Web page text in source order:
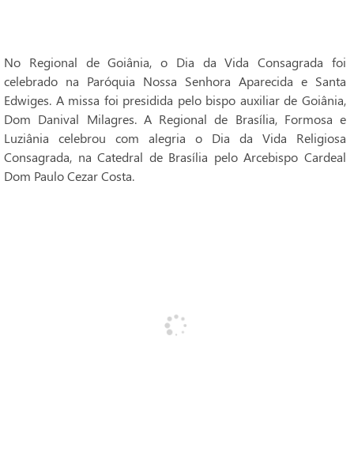
No Regional de Goiânia, o Dia da Vida Consagrada foi
celebrado na Paróquia Nossa Senhora Aparecida e Santa
Edwiges. A missa foi presidida pelo bispo auxiliar de Goiânia,
Dom Danival Milagres. A Regional de Brasília, Formosa e
Luziânia celebrou com alegria o Dia da Vida Religiosa
Consagrada, na Catedral de Brasília pelo Arcebispo Cardeal
Dom Paulo Cezar Costa.